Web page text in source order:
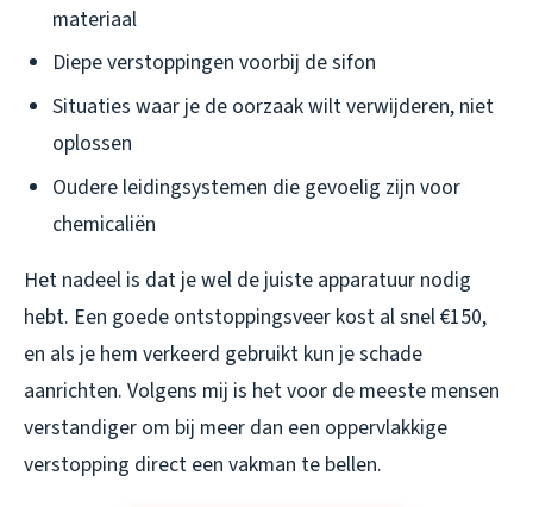
materiaal
Diepe verstoppingen voorbij de sifon
Situaties waar je de oorzaak wilt verwijderen, niet
oplossen
Oudere leidingsystemen die gevoelig zijn voor
chemicaliën
Het nadeel is dat je wel de juiste apparatuur nodig
hebt. Een goede ontstoppingsveer kost al snel €150,
en als je hem verkeerd gebruikt kun je schade
aanrichten. Volgens mij is het voor de meeste mensen
verstandiger om bij meer dan een oppervlakkige
verstopping direct een vakman te bellen.